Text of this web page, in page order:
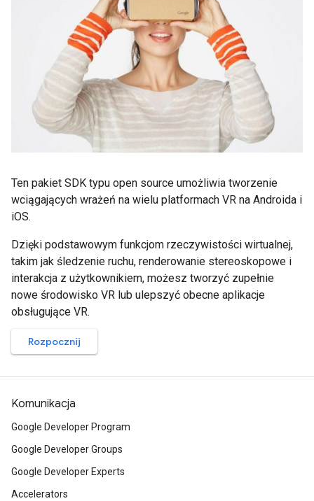
Ten pakiet SDK typu open source umożliwia tworzenie
wciągających wrażeń na wielu platformach VR na Androida i
iOS.
Dzięki podstawowym funkcjom rzeczywistości wirtualnej,
takim jak śledzenie ruchu, renderowanie stereoskopowe i
interakcja z użytkownikiem, możesz tworzyć zupełnie
nowe środowisko VR lub ulepszyć obecne aplikacje
obsługujące VR.
Rozpocznij
Komunikacja
Google Developer Program
Google Developer Groups
Google Developer Experts
Accelerators